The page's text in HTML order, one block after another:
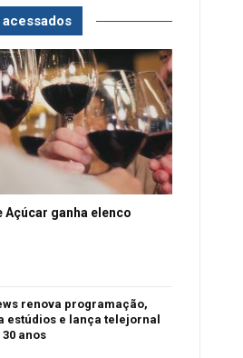
acessados
ganha elenco
renova programação,
estúdios e lança telejornal
anos